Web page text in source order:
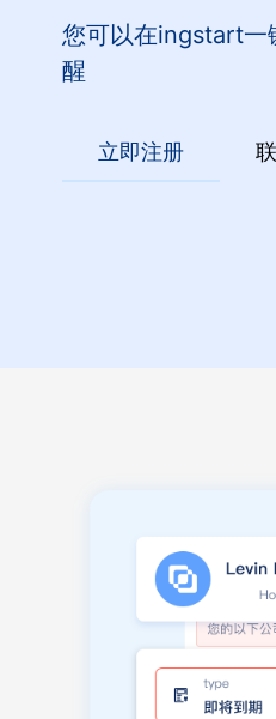
您可以在ingstart一
醒
立即注册